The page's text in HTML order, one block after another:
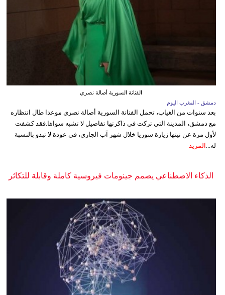
الفنانة السورية أصالة نصري
دمشق - المغرب اليوم
بعد سنوات من الغياب، تحمل الفنانة السورية أصالة نصري موعدا طال انتظاره
مع دمشق، المدينة التي تركت في ذاكرتها تفاصيل لا تشبه سواها.فقد كشفت
لأول مرة عن نيتها زيارة سوريا خلال شهر آب الجاري، في عودة لا تبدو بالنسبة
له... المزيد
الذكاء الاصطناعي يصمم جينومات فيروسية كاملة وقابلة للتكاثر